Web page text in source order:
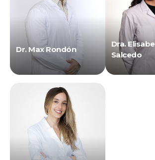
Dr. Max Rondón
Dra.
Salcedo